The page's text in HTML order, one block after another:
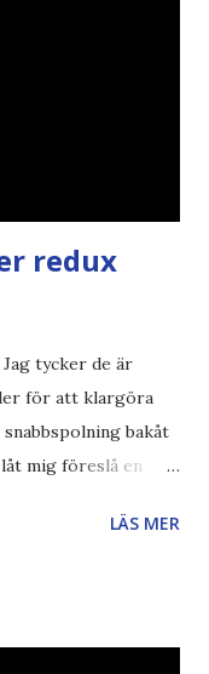
redux
tycker de är
för att klargöra
bakåt
mig föreslå en
//Zac,LÄS MER